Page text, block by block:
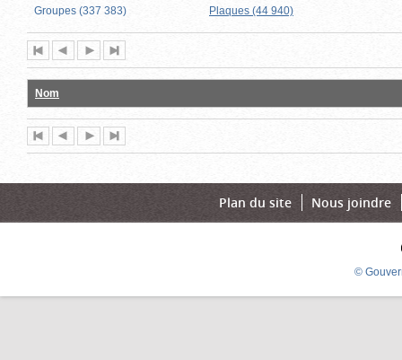
Groupes (337 383) Plaques (44 940)
Première
page
Page
précédente
suivante
page
Nom
Première
page
Page
précédente
suivante
page
Plan du site Nous joindre
©